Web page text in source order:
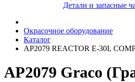
Детали и запасные
Окрасочное оборудование
Каталог
AP2079 REACTOR E-30I,
AP2079 Graco